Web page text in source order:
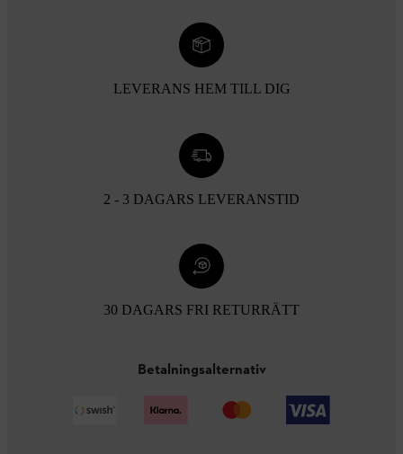
LEVERANS HEM TILL DIG
2 - 3 DAGARS LEVERANSTID
30 DAGARS FRI RETURRÄTT
Betalningsalternativ